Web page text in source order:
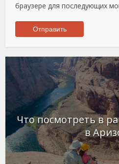
браузере для последующих
Что посмотреть в
в